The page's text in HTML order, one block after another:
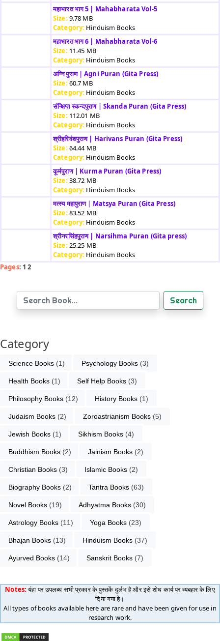
महाभारत भाग 5 | Mahabharata Vol-5
Size: 9.78 MB
Category: Hinduism Books
महाभारत भाग 6 | Mahabharata Vol-6
Size: 11.45 MB
Category: Hinduism Books
अग्नि पुराण | Agni Puran (Gita Press)
Size: 60.7 MB
Category: Hinduism Books
संन्क्षिप्त स्कन्दपुराण | Skanda Puran (Gita Press)
Size: 112.01 MB
Category: Hinduism Books
श्रीहरिवंशपुराण | Harivans Puran (Gita Press)
Size: 64.44 MB
Category: Hinduism Books
कूर्मपुराण | Kurma Puran (Gita Press)
Size: 38.72 MB
Category: Hinduism Books
मत्स्य महापुराण | Matsya Puran (Gita Press)
Size: 83.52 MB
Category: Hinduism Books
श्रीनरसिंहपुराण | Narsihma Puran (Gita press)
Size: 25.25 MB
Category: Hinduism Books
Pages: 1 2
Search
Category
Science Books (1) Psychology Books (3)
Health Books (1) Self Help Books (3)
Philosophy Books (12) History Books (1)
Judaism Books (2) Zoroastrianism Books (5)
Jewish Books (1) Sikhism Books (4)
Buddhism Books (2) Jainism Books (2)
Christian Books (3) Islamic Books (2)
Biography Books (2) Tantra Books (63)
Novel Books (19) Adhyatma Books (30)
Astrology Books (11) Yoga Books (23)
Bhajan Books (13) Hinduism Books (37)
Ayurved Books (14) Sanskrit Books (7)
Notes:यंहा पर उपलब्ध सभी प्रकार के पुस्तकें दुर्लभ है और इसे शोध कार्य पर ब्यबहार के लिए
दिया गया हे।
All types of books available here are rare and have been given for use in
research work.